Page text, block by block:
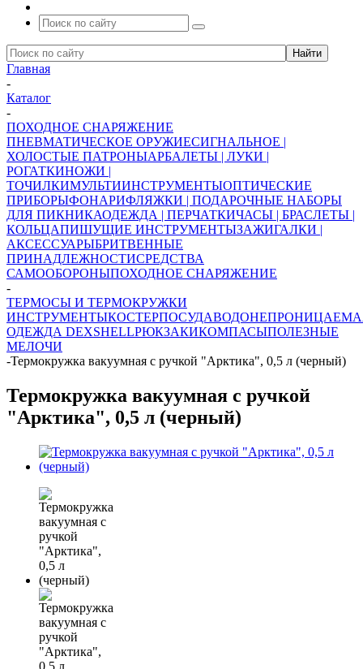
Главная
-
Каталог
-
ПОХОДНОЕ СНАРЯЖЕНИЕ
ПНЕВМАТИЧЕСКОЕ ОРУЖИЕСИГНАЛЬНОЕ |
ХОЛОСТЫЕ ПАТРОНЫАРБАЛЕТЫ | ЛУКИ |
РОГАТКИНОЖИ |
ТОЧИЛКИМУЛЬТИИНСТРУМЕНТЫОПТИЧЕСКИЕ
ПРИБОРЫФОНАРИФЛЯЖКИ | ПОДАРОЧНЫЕ НАБОРЫ
ДЛЯ ПИКНИКАОДЕЖДА | ПЕРЧАТКИЧАСЫ | БРАСЛЕТЫ |
КОЛЬЦАПИШУЩИЕ ИНСТРУМЕНТЫЗАЖИГАЛКИ |
АКСЕССУАРЫБРИТВЕННЫЕ
ПРИНАДЛЕЖНОСТИСРЕДСТВА
САМООБОРОНЫПОХОДНОЕ СНАРЯЖЕНИЕ
-
ТЕРМОСЫ И ТЕРМОКРУЖКИ
ИНСТРУМЕНТЫКОСТЕРПОСУДА
ОДЕЖДА DEXSHELLРЮКЗАКИКОМПАСЫПОЛЕЗНЫЕ
МЕЛОЧИ
-Термокружка вакуумная с ручкой "Арктика", 0,5 л (черный)
Термокружка вакуумная с ручкой
"Арктика", 0,5 л (черный)